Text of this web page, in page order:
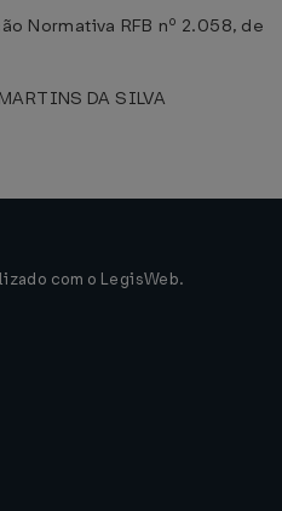
Normativa RFB nº 2.058, de
DA SILVA
com o LegisWeb.